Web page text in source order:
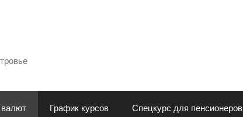
валют График курсов Спецкурс для пенсионеров